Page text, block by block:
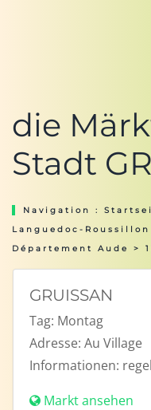
die
Stadt
Navigation :
Languedoc-Roussillon
Département Aude
>
GRUISSAN
Tag: Montag
Adresse: Au Village
Informationen:
Markt ansehen